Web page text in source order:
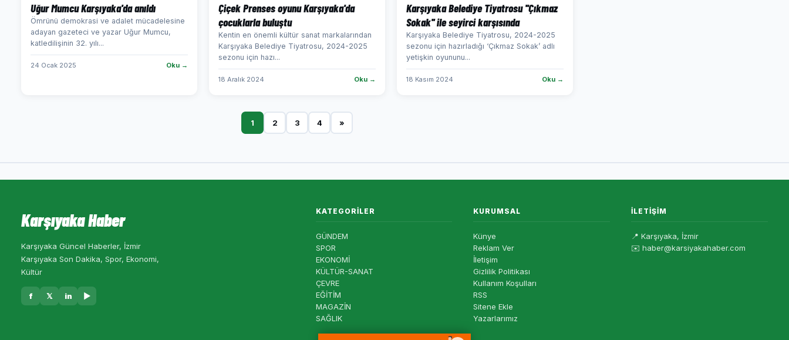
Uğur Mumcu Karşıyaka'da anıldı
Ömrünü demokrasi ve adalet mücadelesine
adayan gazeteci ve yazar Uğur Mumcu,
katledilişinin 32. yılı...
24 Ocak 2025 Oku →
Çiçek Prenses oyunu Karşıyaka'da
çocuklarla buluştu
Kentin en önemli kültür sanat markalarından
Karşıyaka Belediye Tiyatrosu, 2024-2025
sezonu için hazı...
18 Aralık 2024 Oku →
Karşıyaka Belediye Tiyatrosu ''Çıkmaz
Sokak'' ile seyirci karşısında
Karşıyaka Belediye Tiyatrosu, 2024-2025
sezonu için hazırladığı ‘Çıkmaz Sokak’ adlı
yetişkin oyununu...
18 Kasım 2024 Oku →
1 2 3 4 »
Karşıyaka Haber
Karşıyaka Güncel Haberler, İzmir
Karşıyaka Son Dakika, Spor, Ekonomi,
Kültür
f 𝕏 in ▶
KATEGORILER
GÜNDEM
SPOR
EKONOMİ
KÜLTÜR-SANAT
ÇEVRE
EĞİTİM
MAGAZİN
SAĞLIK
KURUMSAL
Künye
Reklam Ver
İletişim
Gizlilik Politikası
Kullanım Koşulları
RSS
Sitene Ekle
Yazarlarımız
İLETIŞIM
📍 Karşıyaka, İzmir
✉️ haber@karsiyakahaber.com